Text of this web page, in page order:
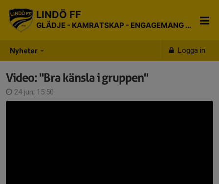
Nyheter Logga in
LINDÖ FF
GLÄDJE - KAMRATSKAP - ENGAGEMANG - RESPEKT
Video: "Bra känsla i gruppen"
24 jun, 15:50